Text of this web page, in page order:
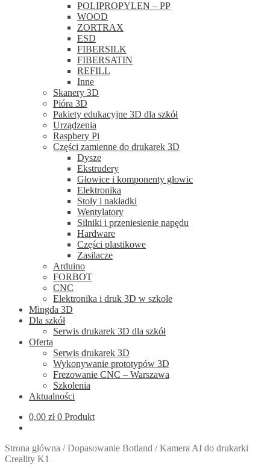
POLIPROPYLEN – PP
WOOD
ZORTRAX
ESD
FIBERSILK
FIBERSATIN
REFILL
Inne
Skanery 3D
Pióra 3D
Pakiety edukacyjne 3D dla szkół
Urządzenia
Raspbery Pi
Części zamienne do drukarek 3D
Dysze
Ekstrudery
Głowice i komponenty głowic
Elektronika
Stoły i nakładki
Wentylatory
Silniki i przeniesienie napędu
Hardware
Części plastikowe
Zasilacze
Arduino
FORBOT
CNC
Elektronika i druk 3D w szkole
Mingda 3D
Dla szkół
Serwis drukarek 3D dla szkół
Oferta
Serwis drukarek 3D
Wykonywanie prototypów 3D
Frezowanie CNC – Warszawa
Szkolenia
Aktualności
0,00 zł 0 Produkt
Strona główna /Dopasowanie Botland /Kamera AI do drukarki
Creality K1